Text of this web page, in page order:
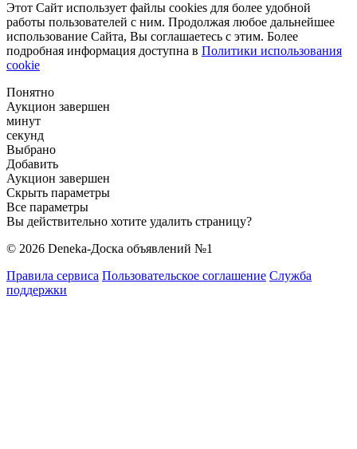
Этот Сайт использует файлы cookies для более удобной
работы пользователей с ним. Продолжая любое дальнейшее
использование Сайта, Вы соглашаетесь с этим. Более
подробная информация доступна в Политики использования
cookie
Понятно
Аукцион завершен
минут
секунд
Выбрано
Добавить
Аукцион завершен
Скрыть параметры
Все параметры
Вы действительно хотите удалить страницу?
© 2026 Deneka-Доска объявлений №1
Правила сервиса Пользовательское соглашение Служба
поддержки